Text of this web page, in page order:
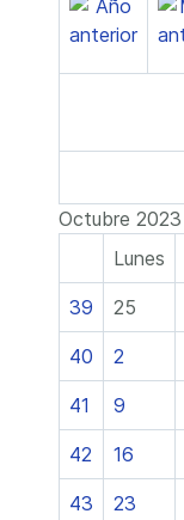
Octubre 2023
Lunes
39 25
40 2
41 9
42 16
43 23